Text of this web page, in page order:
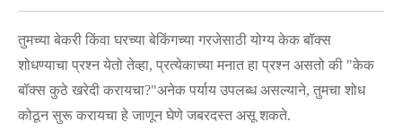
तुमच्या बेकरी किंवा घरच्या बेकिंगच्या गरजेसाठी योग्य केक बॉक्स
शोधण्याचा प्रश्न येतो तेव्हा, प्रत्येकाच्या मनात हा प्रश्न असतो की "केक
बॉक्स कुठे खरेदी करायचा?"अनेक पर्याय उपलब्ध असल्याने, तुमचा शोध
कोठून सुरू करायचा हे जाणून घेणे जबरदस्त असू शकते.